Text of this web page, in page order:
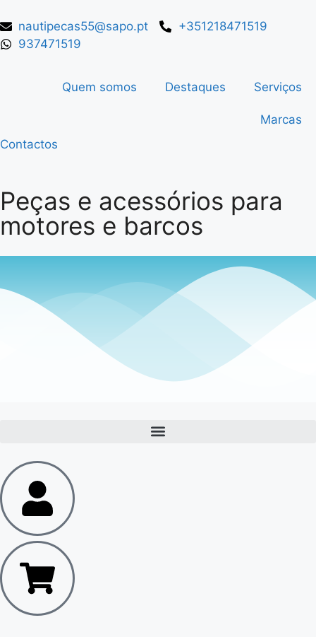
nautipecas55@sapo.pt
+351218471519
937471519
Quem somos Destaques Serviços
Marcas
Contactos
Peças e acessórios para
motores e barcos